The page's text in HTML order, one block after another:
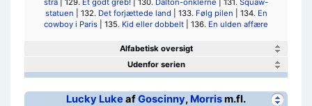
strå | 129. Et godt greb! | 130. Dalton-onklerne | 131. Squaw-
statuen | 132. Det forjættede land | 133. Følg pilen | 134. En
cowboy i Paris | 135. Kid eller dobbelt | 136. En ulden affære
Alfabetisk oversigt
Udenfor serien
Lucky Luke afGoscinny, Morrism.fl.